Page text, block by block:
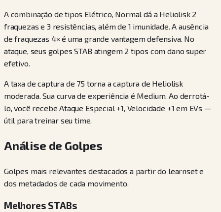
A combinação de tipos Elétrico, Normal dá a Heliolisk 2
fraquezas e 3 resistências, além de 1 imunidade. A ausência
de fraquezas 4× é uma grande vantagem defensiva. No
ataque, seus golpes STAB atingem 2 tipos com dano super
efetivo.
A taxa de captura de 75 torna a captura de Heliolisk
moderada. Sua curva de experiência é Medium. Ao derrotá-
lo, você recebe Ataque Especial +1, Velocidade +1 em EVs —
útil para treinar seu time.
Análise de Golpes
Golpes mais relevantes destacados a partir do learnset e
dos metadados de cada movimento.
Melhores STABs